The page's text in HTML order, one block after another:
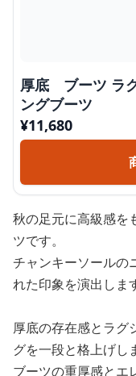
厚底 ブーツ ラ
ングブーツ
¥11,680
秋の足元に高級感を
ツです。
チャンキーソールの
れた印象を演出しま
厚底の存在感とラグ
グを一段と格上げし
ブーツの重厚感とエ